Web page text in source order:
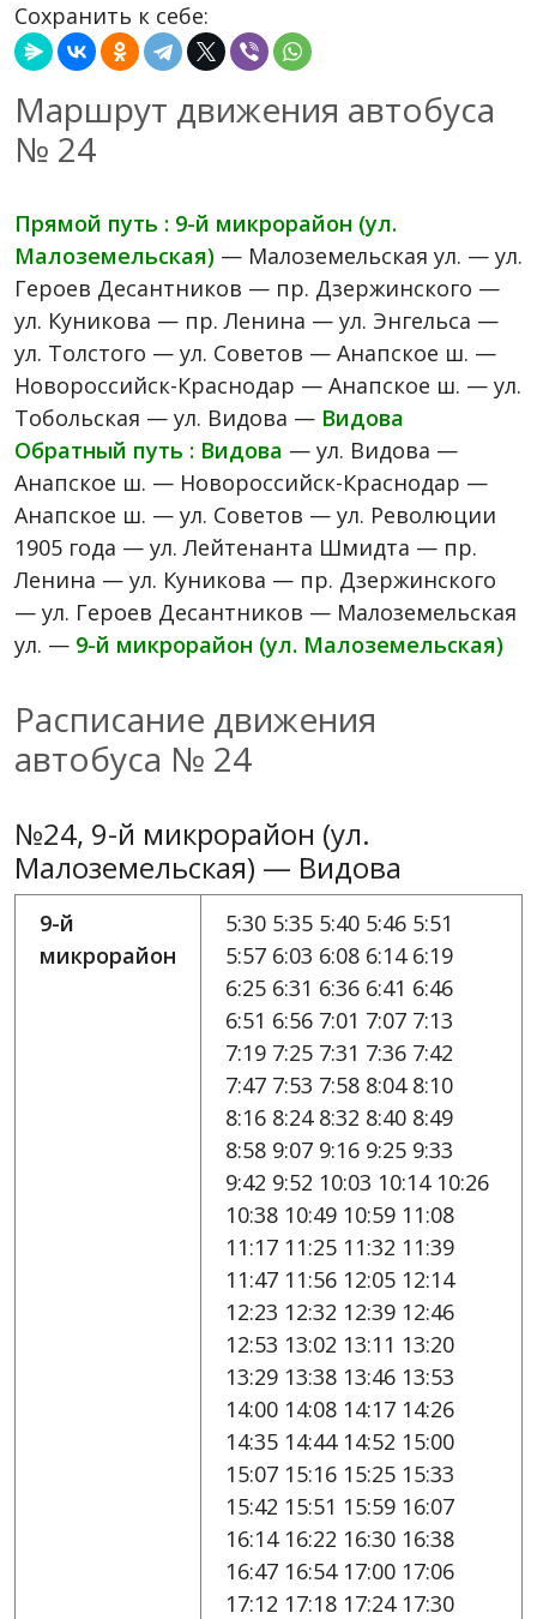
Сохранить к себе:
Маршрут движения автобуса
№ 24
Прямой путь : 9-й микрорайон (ул.
Малоземельская) — Малоземельская ул. — ул.
Героев Десантников — пр. Дзержинского —
ул. Куникова — пр. Ленина — ул. Энгельса —
ул. Толстого — ул. Советов — Анапское ш. —
Новороссийск-Краснодар — Анапское ш. — ул.
Тобольская — ул. Видова — Видова
Обратный путь : Видова — ул. Видова —
Анапское ш. — Новороссийск-Краснодар —
Анапское ш. — ул. Советов — ул. Революции
1905 года — ул. Лейтенанта Шмидта — пр.
Ленина — ул. Куникова — пр. Дзержинского
— ул. Героев Десантников — Малоземельская
ул. — 9-й микрорайон (ул. Малоземельская)
Расписание движения
автобуса № 24
№24, 9-й микрорайон (ул.
Малоземельская) — Видова
9-й
микрорайон
5:30 5:35 5:40 5:46 5:51
5:57 6:03 6:08 6:14 6:19
6:25 6:31 6:36 6:41 6:46
6:51 6:56 7:01 7:07 7:13
7:19 7:25 7:31 7:36 7:42
7:47 7:53 7:58 8:04 8:10
8:16 8:24 8:32 8:40 8:49
8:58 9:07 9:16 9:25 9:33
9:42 9:52 10:03 10:14 10:26
10:38 10:49 10:59 11:08
11:17 11:25 11:32 11:39
11:47 11:56 12:05 12:14
12:23 12:32 12:39 12:46
12:53 13:02 13:11 13:20
13:29 13:38 13:46 13:53
14:00 14:08 14:17 14:26
14:35 14:44 14:52 15:00
15:07 15:16 15:25 15:33
15:42 15:51 15:59 16:07
16:14 16:22 16:30 16:38
16:47 16:54 17:00 17:06
17:12 17:18 17:24 17:30